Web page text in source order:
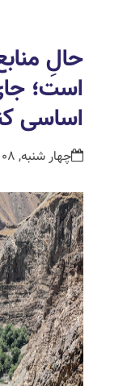
حالِ
است؛
اساسی
چهار شنبه, 08 مرداد,1404 08:32 ق.ظ